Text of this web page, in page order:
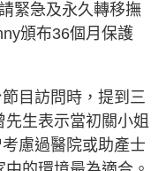
緊急及永久轉移撫
頒布36個月保護
目訪問時，提到三
生表示當初關小姐
慮過醫院或助產士